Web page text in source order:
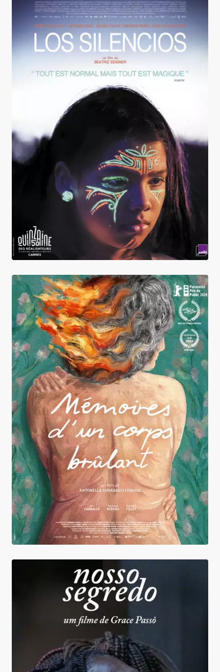
Mémoires d'un corps brûlant